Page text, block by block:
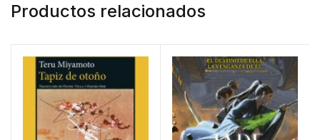
Productos relacionados